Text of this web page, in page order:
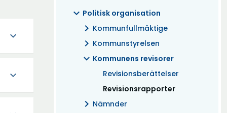
expand_more Politisk organisation
chevron_right Kommunfullmäktige
chevron_right Kommunstyrelsen
expand_more Kommunens revisorer
Revisionsberättelser
Revisionsrapporter
(Aktuell)
chevron_right Nämnder
expand_more
expand_more